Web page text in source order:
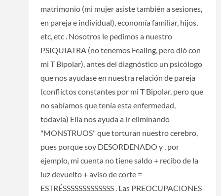
matrimonio (mi mujer asiste también a sesiones,
en pareja e individual), economía familiar, hijos,
etc, etc . Nosotros le pedimos a nuestro
PSIQUIATRA (no tenemos Fealing, pero dió con
mi T Bipolar), antes del diagnóstico un psicólogo
que nos ayudase en nuestra relación de pareja
(conflictos constantes por mi T Bipolar, pero que
no sabíamos que tenía esta enfermedad,
todavía) Ella nos ayuda a ir eliminando
"MONSTRUOS" que torturan nuestro cerebro,
pues porque soy DESORDENADO y , por
ejemplo, mi cuenta no tiene saldo + recibo de la
luz devuelto + aviso de corte =
ESTRÉSSSSSSSSSSSSS . Las PREOCUPACIONES